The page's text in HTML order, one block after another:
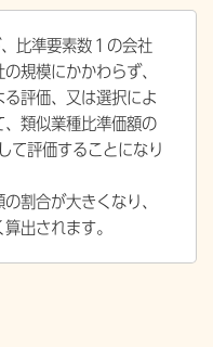
比準要素数１の会社
規模にかかわらず、
評価、又は選択によ
、類似業種比準価額の
て評価することになり
割合が大きくなり、
出されます。